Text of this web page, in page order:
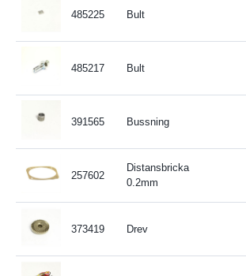
485225 Bult
485217 Bult
391565 Bussning
257602
Distansbricka
0.2mm
373419 Drev